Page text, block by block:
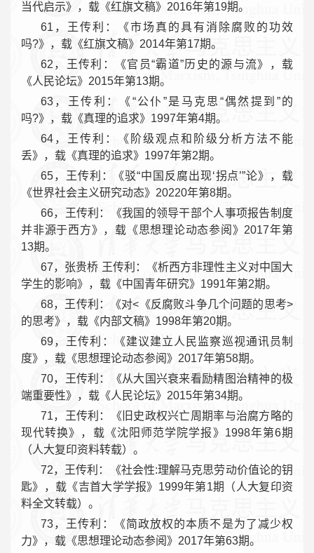
当代启示》，载《红旗文稿》2016年第19期。
61，王传利：《市场真的具有消除腐败的功效
吗?》，载《红旗文稿》2014年第17期。
62，王传利：《官员“霸道”历史的源与流》，载
《人民论坛》2015年第13期。
63，王传利：《“公仆”是马克思“偶然提到”的
吗?》，载《真理的追求》1997年第4期。
64，王传利：《阶级观点和阶级分析方法不能
丢》，载《真理的追求》1997年第2期。
65，王传利：《驳“中国反腐出现‘拐点’”论》，载
《世界社会主义研究动态》20220年第8期。
66，王传利：《我国的领导干部个人事项报告制度
并非源于西方》，载《思想理论动态参阅》2017年第
13期。
67，张贵桥 王传利：《析西方非理性主义对中国大
学生的影响》，载《中国青年研究》1991年第2期。
68，王传利：《对<《反腐败斗争几个问题的思考>
的思考》，载《内部文稿》1998年第20期。
69，王传利：《建议建立人民监察巡视通讯员制
度》，载《思想理论动态参阅》2017年第58期。
70，王传利：《从大国兴衰来看励精图治精神的极
端重要性》，载《人民论坛》2015年第34期。
71，王传利：《旧史政权兴亡周期率与治腐方略的
现代转换》，载《沈阳师范学院学报》1998年第6期
（人大复印资料转载）。
72，王传利：《社会性:理解马克思劳动价值论的钥
匙》，载《吉首大学学报》1999年第1期（人大复印资
料全文转载）。
73，王传利：《简政放权的本质不是为了减少权
力》，载《思想理论动态参阅》2017年第63期。